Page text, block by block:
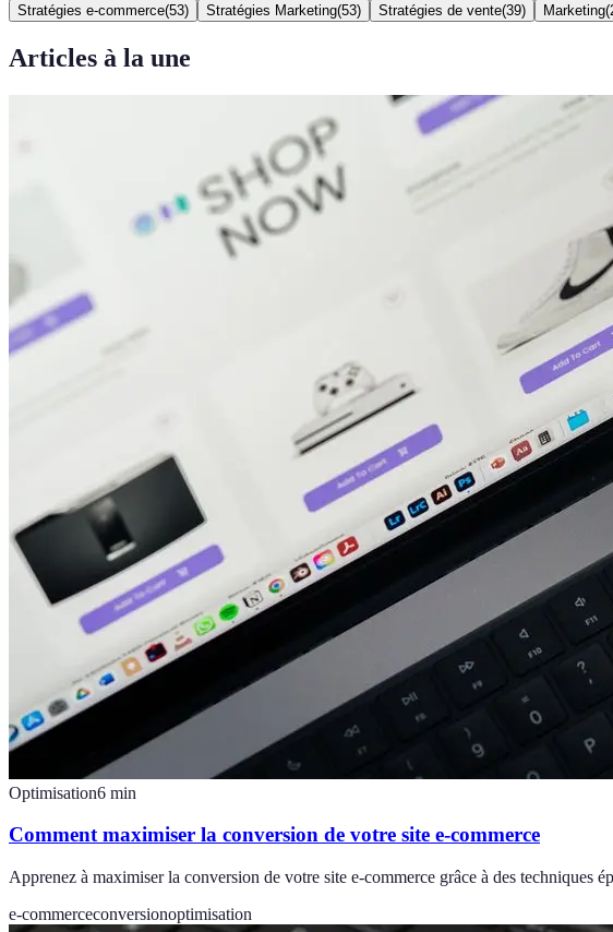
Stratégies e-commerce(53) Stratégies Marketing(53) Stratégies de vente(39) Marketing(
Articles à la une
Optimisation6 min
Comment maximiser la conversion de votre site e-commerce
Apprenez à maximiser la conversion de votre site e-commerce grâce à des techniques
e-commerceconversionoptimisation